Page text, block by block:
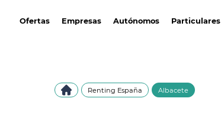
Ofertas Empresas Autónomos Particulares
Renting España Albacete